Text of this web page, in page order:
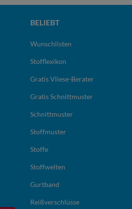
BELIEBT
Wunschlisten
Stofflexikon
Gratis Vliese-Berater
Gratis Schnittmuster
Schnittmuster
Stoffmuster
Stoffe
Stoffwelten
Gurtband
Reißverschlüsse